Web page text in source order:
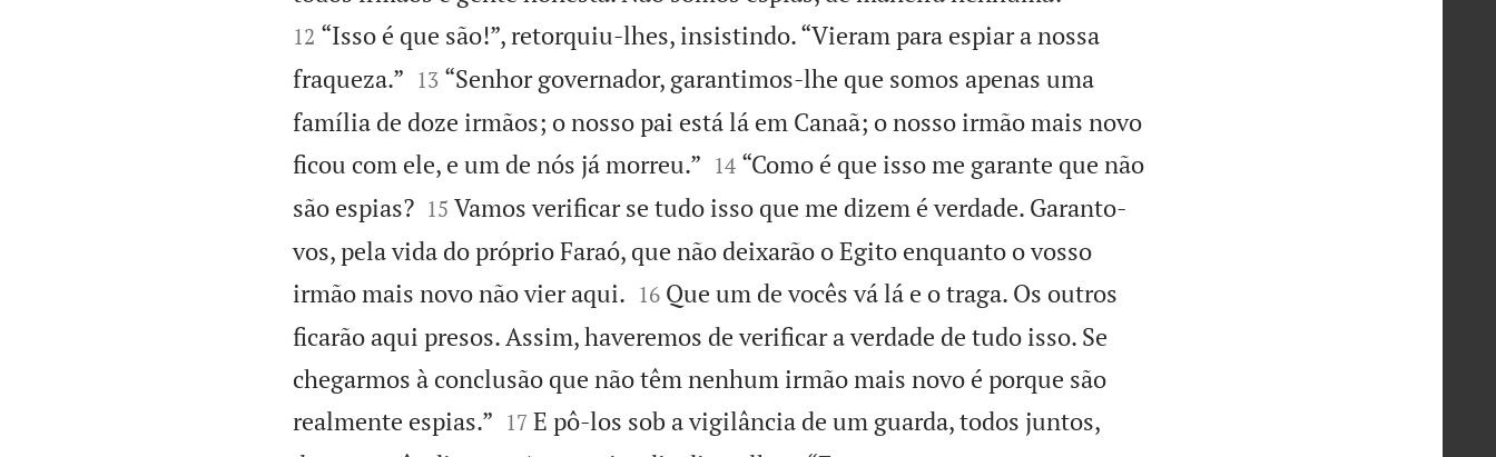
12 “Isso é que são!”, retorquiu-lhes, insistindo. “Vieram para espiar a nossa
fraqueza.”
13 “Senhor governador, garantimos-lhe que somos apenas uma
família de doze irmãos; o nosso pai está lá em Canaã; o nosso irmão mais novo
ficou com ele, e um de nós já morreu.”
14 “Como é que isso me garante que não
são espias?
15 Vamos verificar se tudo isso que me dizem é verdade. Garanto-
vos, pela vida do próprio Faraó, que não deixarão o Egito enquanto o vosso
irmão mais novo não vier aqui.
16 Que um de vocês vá lá e o traga. Os outros
ficarão aqui presos. Assim, haveremos de verificar a verdade de tudo isso. Se
chegarmos à conclusão que não têm nenhum irmão mais novo é porque são
realmente espias.”
17 E pô-los sob a vigilância de um guarda, todos juntos,